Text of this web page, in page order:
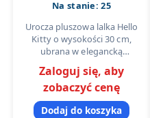
Maskotka
Na stanie: 25
Urocza pluszowa lalka Hello
Kitty o wysokości 30 cm,
ubrana w elegancką
haftem „Hello Kitty” i
dopasowaną kokardką.
Wykonana z…
Zaloguj się, aby
zobaczyć cenę
Dodaj do koszyka